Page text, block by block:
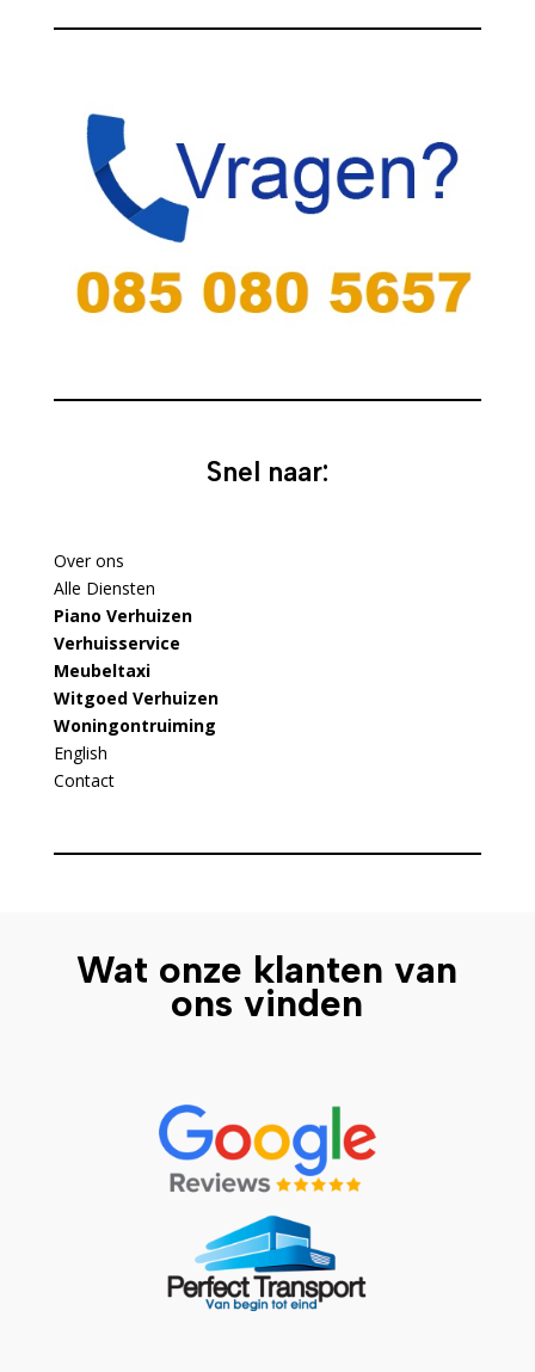
Snel naar:
Over ons
Alle Diensten
Piano Verhuizen
Verhuisservice
Meubeltaxi
Witgoed Verhuizen
Woningontruiming
English
Contact
Wat onze klanten van
ons vinden